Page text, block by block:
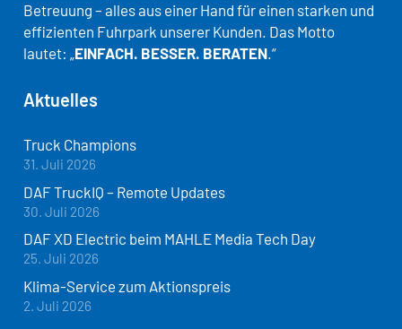
Betreuung – alles aus einer Hand für einen starken und
effizienten Fuhrpark unserer Kunden. Das Motto
lautet: „EINFACH. BESSER. BERATEN.“
Aktuelles
Truck Champions
31. Juli 2026
DAF TruckIQ – Remote Updates
30. Juli 2026
DAF XD Electric beim MAHLE Media Tech Day
25. Juli 2026
Klima-Service zum Aktionspreis
2. Juli 2026